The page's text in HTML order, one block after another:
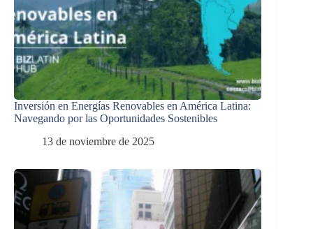
Inversión en Energías Renovables en América Latina:
Navegando por las Oportunidades Sostenibles
13 de noviembre de 2025